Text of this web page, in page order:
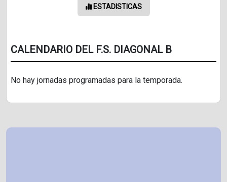
ESTADISTICAS
CALENDARIO DEL F.S. DIAGONAL B
No hay jornadas programadas para la temporada.